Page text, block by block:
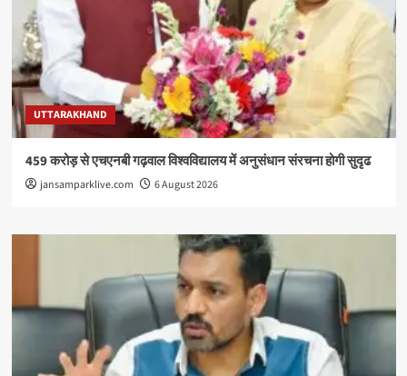
UTTARAKHAND
459 करोड़ से एचएनबी गढ़वाल विश्वविद्यालय में अनुसंधान संरचना होगी सुदृढ
jansamparklive.com 6 August 2026